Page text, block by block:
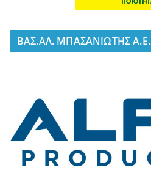
BΑΣ.ΑΛ. ΜΠΑΣΑΝΙΩΤΗΣ Α.Ε.